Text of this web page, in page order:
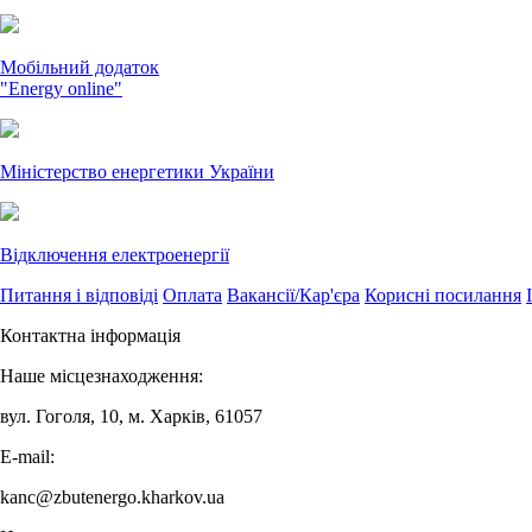
Мобільний додаток
"Energy online"
Міністерство енергетики України
Відключення електроенергії
Питання і відповіді Оплата Вакансії/Кар'єра Корисні посилання
Контактна інформація
Наше місцезнаходження:
вул. Гоголя, 10, м. Харків, 61057
E-mail:
kanc@zbutenergo.kharkov.ua